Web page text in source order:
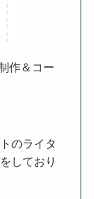
作＆コー
のライタ
しており